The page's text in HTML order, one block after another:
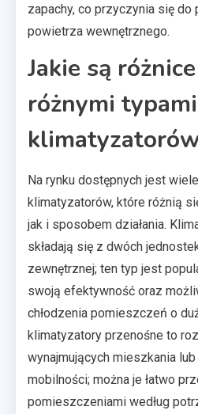
zapachy, co przyczynia się do
powietrza wewnętrznego.
Jakie są
różnymi typami
Na rynku dostępnych jest
klimatyzatorów, które różnią
jak i sposobem działania.
składają się z dwóch
zewnętrznej; ten typ jest
swoją efektywność oraz
chłodzenia pomieszczeń o
klimatyzatory przenośne to
wynajmujących mieszkania
mobilności; można je łatwo
pomieszczeniami według